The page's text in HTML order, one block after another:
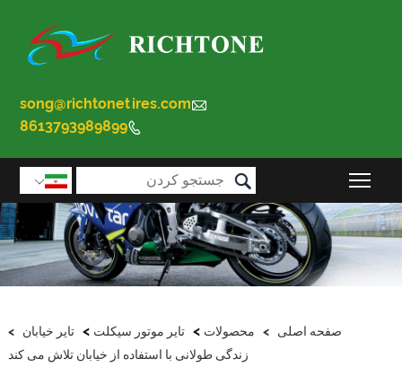

song@richtonetires.com

8613793989899
 
قابلیت مشاهده منوی اصلی را تغییر دهید
صفحه اصلی > محصولات > تایر موتور سیکلت > تایر خیابان
>
زندگی طولانی با استفاده از خیابان تلاش می کند